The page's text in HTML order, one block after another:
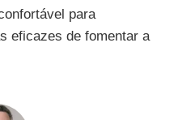
para
eficazes de fomentar a